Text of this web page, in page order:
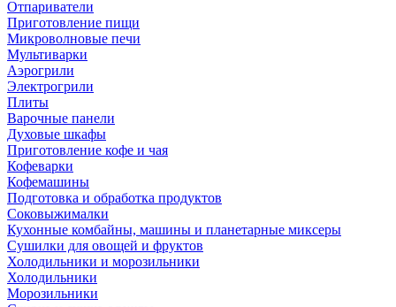
Отпариватели
Приготовление пищи
Микроволновые печи
Мультиварки
Аэрогрили
Электрогрили
Плиты
Варочные панели
Духовые шкафы
Приготовление кофе и чая
Кофеварки
Кофемашины
Подготовка и обработка продуктов
Соковыжималки
Кухонные комбайны, машины и планетарные миксеры
Сушилки для овощей и фруктов
Холодильники и морозильники
Холодильники
Морозильники